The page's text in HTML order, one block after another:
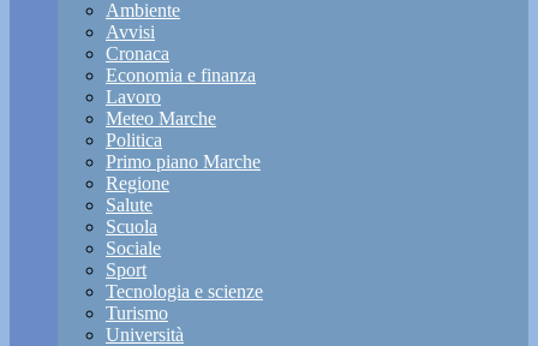
Ambiente
Avvisi
Cronaca
Economia e finanza
Lavoro
Meteo Marche
Politica
Primo piano Marche
Regione
Salute
Scuola
Sociale
Sport
Tecnologia e scienze
Turismo
Università